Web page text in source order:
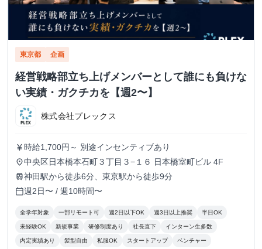
東京都 企画
経営戦略部立ち上げメンバーとして誰にも負けな
い実績・ガクチカを【週2〜】
株式会社プレックス
currency_yen 時給1,700円～ 別途インセンティブあり
place中央区日本橋本石町３丁目３−１６ 日本橋室町ビル 4F
train神田駅から徒歩6分、東京駅から徒歩9分
calendar_today週2日〜 / 週10時間〜
全学年対象 一部リモート可 週2日以下OK 週3日以上推奨 半日OK
未経験OK 新規事業 研修制度あり 社長直下 インターン生多数
内定実績あり 髪型自由 私服OK スタートアップ ベンチャー